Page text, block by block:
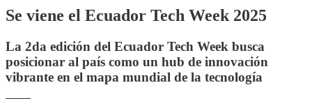
Se viene el Ecuador Tech Week 2025
La 2da edición del Ecuador Tech Week busca
posicionar al país como un hub de innovación
vibrante en el mapa mundial de la tecnología